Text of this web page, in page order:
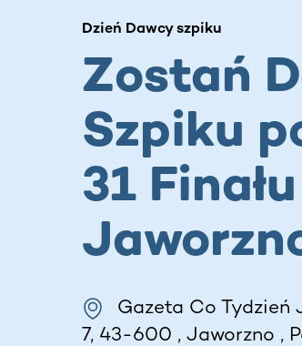
Dzień Dawcy szpiku
Zostań
Szpiku
31
Gazeta Co Tydzień
7, 43-600 , Jaworzno ,